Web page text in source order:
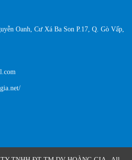
Oanh, Cư Xá Ba Son P.17, Q. Gò Vấp,